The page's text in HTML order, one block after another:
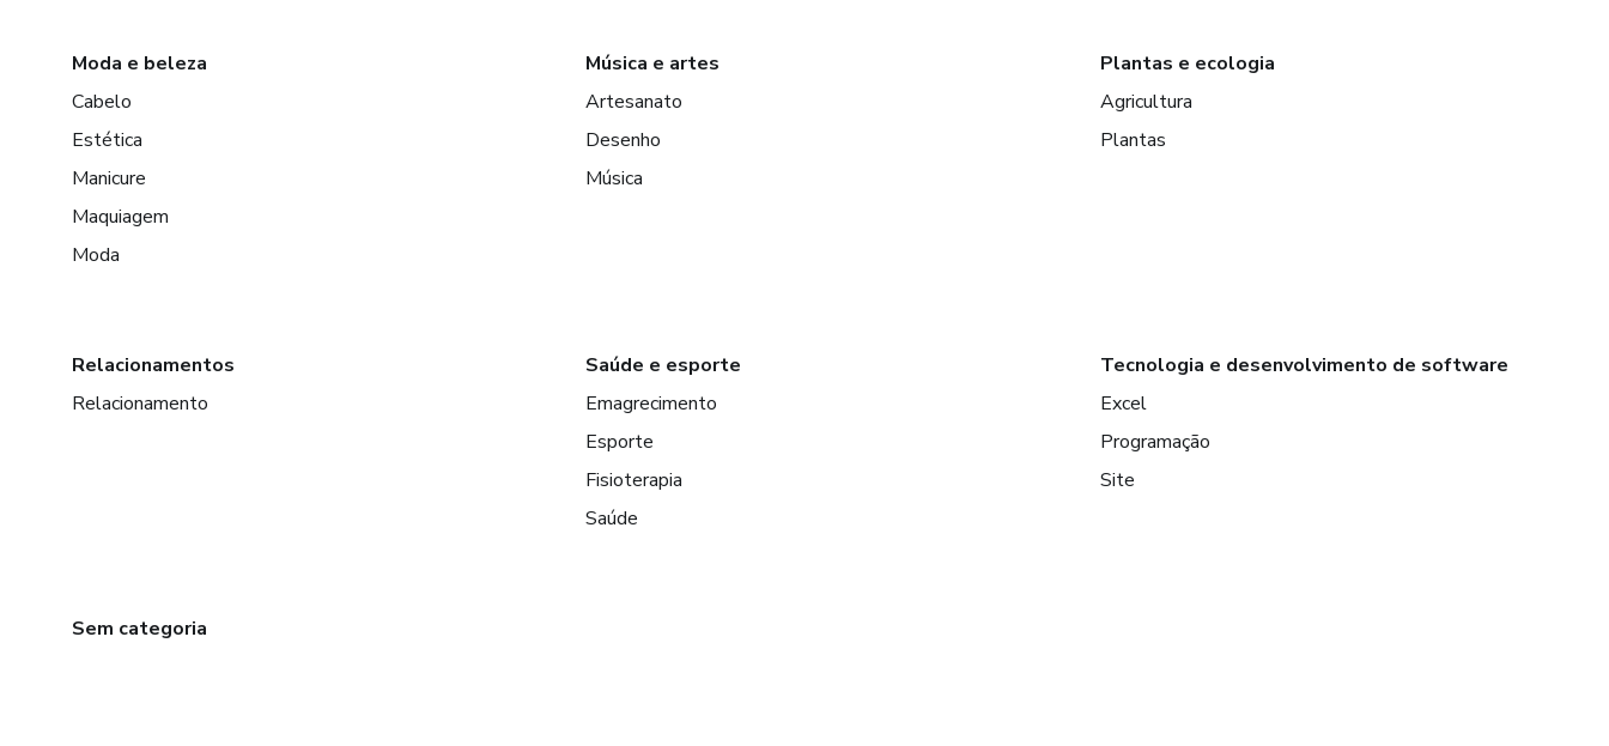
Moda e beleza
Cabelo
Estética
Manicure
Maquiagem
Moda
Música e artes
Artesanato
Desenho
Música
Plantas e ecologia
Agricultura
Plantas
Relacionamentos
Relacionamento
Saúde e esporte
Emagrecimento
Esporte
Fisioterapia
Saúde
Tecnologia e desenvolvimento de software
Excel
Programação
Site
Sem categoria